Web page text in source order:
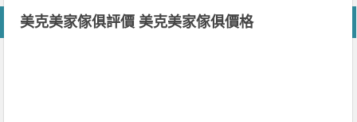
美克美家傢俱評價 美克美家傢俱價格